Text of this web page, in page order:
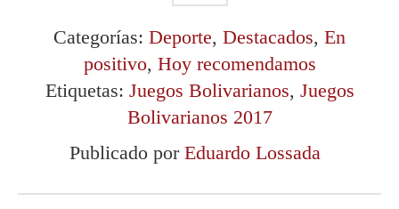
Categorías: Deporte, Destacados, En
positivo, Hoy recomendamos
Etiquetas: Juegos Bolivarianos, Juegos
Bolivarianos 2017
Publicado por Eduardo Lossada